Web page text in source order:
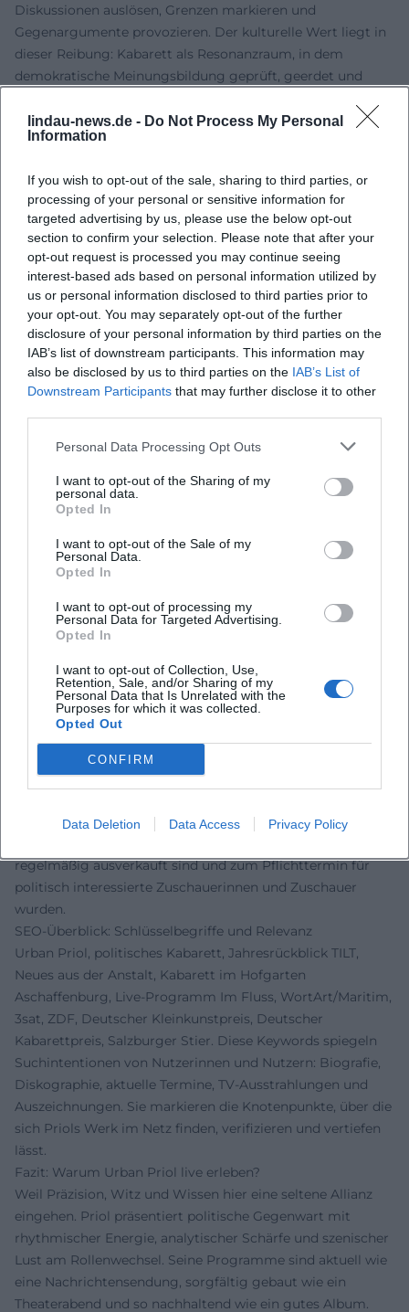
lindau-news.de - Do Not Process My Personal
Information
If you wish to opt-out of the sale, sharing to third parties, or
processing of your personal or sensitive information for
targeted advertising by us, please use the below opt-out
section to confirm your selection. Please note that after your
opt-out request is processed you may continue seeing
interest-based ads based on personal information utilized by
us or personal information disclosed to third parties prior to
your opt-out. You may separately opt-out of the further
disclosure of your personal information by third parties on the
IAB’s list of downstream participants. This information may
also be disclosed by us to third parties on the IAB’s List of
Downstream Participants that may further disclose it to other
Personal Data Processing Opt Outs
I want to opt-out of the Sharing of my
personal data.
Opted In
I want to opt-out of the Sale of my
Personal Data.
Opted In
I want to opt-out of processing my
Personal Data for Targeted Advertising.
Opted In
I want to opt-out of Collection, Use,
Retention, Sale, and/or Sharing of my
Personal Data that Is Unrelated with the
Purposes for which it was collected.
Opted Out
CONFIRM
Data Deletion Data Access Privacy Policy
Diskussionen auslösen, Grenzen markieren und
Gegenargumente provozieren. Der kulturelle Wert liegt in
dieser Reibung: Kabarett als Resonanzraum, in dem
demokratische Meinungsbildung geprüft, geerdet und
Preise, Auszeichnungen und Anerkennung
Die Liste der Auszeichnungen ist lang und dokumentiert
ScharfrichterBeil (1986) über den Salzburger Stier (1997),
den Deutschen Kleinkunstpreis (2000), den Deutschen
Kabarettpreis (2002) und den Bayerischen Kabarettpreis
(2003) bis hin zu Medienpreisen wie dem Deutschen
Fernsehpreis (2007, gemeinsam mit Georg Schramm).
Hinzu kommen regionale Ehrungen und Kulturpreise, die
seine nachhaltige Präsenz in der deutschsprachigen
Kabarettszene sichtbar machen. In Summe spiegelt dies
„Autorität“ im Sinne von EEAT: die dauerhafte Validierung
durch Fachjurys, Fachpresse und Publikum.
Bürgergeist und Aufklärung verbindet. Seine
Attac unterstreicht, dass er politische Ökonomie und
gesellschaftliche Machtverhältnisse nicht nur beobachtet,
sondern aktiv debattiert. Gleichzeitig wirkt sein Hofgarten
als Knotenpunkt: Bühne, Labor und Treffpunkt für
etablierte Namen und neue Stimmen. Diese Vernetzung
stärkt die Szene und verankert sein Werk in einer
lebendigen, heterogenen Kabarettkultur.
Fernsehen, Radio und Bühne: Ein Dreiklang
Die künstlerische Produktion folgt einem Dreiklang: Bühne
als Ursprungsraum, Audio als Archiv und
Fernsehen/Streaming als Reichweitenverstärker. TV-
Formate wie „Neues aus der Anstalt“ oder Ausstrahlungen
von „TILT!“ auf 3sat schaffen das Fenster zur Breite,
während die Audio-Editionen die feinen Nuancen der Live-
Arrangement, Produktion – bildet das Rückgrat seiner
regelmäßig ausverkauft sind und zum Pflichttermin für
politisch interessierte Zuschauerinnen und Zuschauer
wurden.
SEO-Überblick: Schlüsselbegriffe und Relevanz
Urban Priol, politisches Kabarett, Jahresrückblick TILT,
Neues aus der Anstalt, Kabarett im Hofgarten
Aschaffenburg, Live-Programm Im Fluss, WortArt/Maritim,
3sat, ZDF, Deutscher Kleinkunstpreis, Deutscher
Kabarettpreis, Salzburger Stier. Diese Keywords spiegeln
Suchintentionen von Nutzerinnen und Nutzern: Biografie,
Diskographie, aktuelle Termine, TV-Ausstrahlungen und
Auszeichnungen. Sie markieren die Knotenpunkte, über die
sich Priols Werk im Netz finden, verifizieren und vertiefen
lässt.
Fazit: Warum Urban Priol live erleben?
Weil Präzision, Witz und Wissen hier eine seltene Allianz
eingehen. Priol präsentiert politische Gegenwart mit
rhythmischer Energie, analytischer Schärfe und szenischer
Lust am Rollenwechsel. Seine Programme sind aktuell wie
eine Nachrichtensendung, sorgfältig gebaut wie ein
Theaterabend und so nachhaltend wie ein gutes Album.